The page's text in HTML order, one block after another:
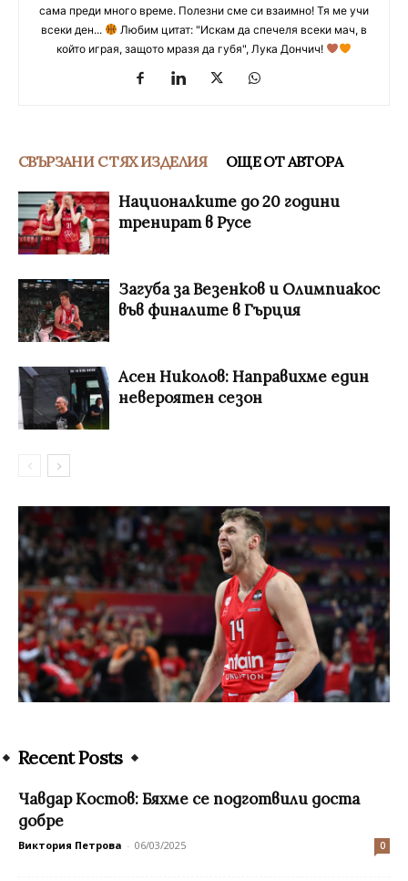
сама преди много време. Полезни сме си взаимно! Тя ме учи
всеки ден...
Любим цитат: "Искам да спечеля всеки мач, в
който играя, защото мразя да губя", Лука Дончич!
СВЪРЗАНИ С ТЯХ ИЗДЕЛИЯ ОЩЕ ОТ АВТОРА
Националките до 20 години
тренират в Русе
Загуба за Везенков и Олимпиакос
във финалите в Гърция
Асен Николов: Направихме един
невероятен сезон
Recent Posts
Чавдар Костов: Бяхме се подготвили доста
добре
Виктория Петрова - 06/03/2025 0